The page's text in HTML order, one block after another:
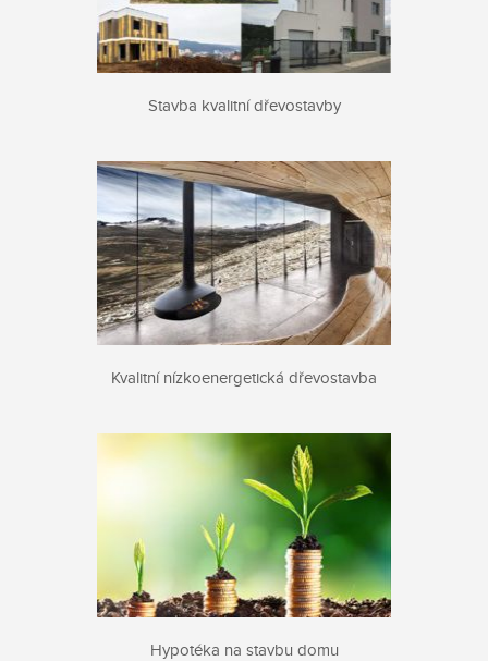
Stavba kvalitní dřevostavby
Kvalitní nízkoenergetická dřevostavba
Hypotéka na stavbu domu